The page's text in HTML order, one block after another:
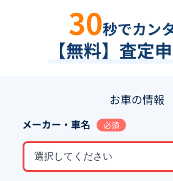
30秒でカン
【無料】査定
お車の情報
メーカー・車名 必須
選択してください